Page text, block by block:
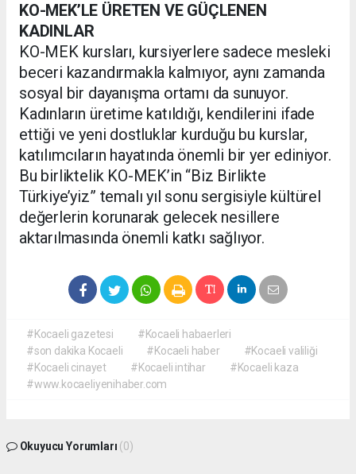
KO-MEK’LE ÜRETEN VE GÜÇLENEN
KADINLAR
KO-MEK kursları, kursiyerlere sadece mesleki
beceri kazandırmakla kalmıyor, aynı zamanda
sosyal bir dayanışma ortamı da sunuyor.
Kadınların üretime katıldığı, kendilerini ifade
ettiği ve yeni dostluklar kurduğu bu kurslar,
katılımcıların hayatında önemli bir yer ediniyor.
Bu birliktelik KO-MEK’in “Biz Birlikte
Türkiye’yiz” temalı yıl sonu sergisiyle kültürel
değerlerin korunarak gelecek nesillere
aktarılmasında önemli katkı sağlıyor.
#Kocaeli gazetesi
#Kocaeli habaerleri
#son dakika Kocaeli
#Kocaeli haber
#Kocaeli valiliği
#Kocaeli cinayet
#Kocaeli intihar
#Kocaeli kaza
#www.kocaeliyenihaber.com
Okuyucu Yorumları (0)